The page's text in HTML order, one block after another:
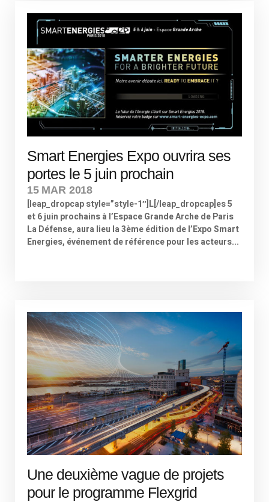
Smart Energies Expo ouvrira ses
portes le 5 juin prochain
15 MAR 2018
[leap_dropcap style=”style-1″]L[/leap_dropcap]es 5
et 6 juin prochains à l’Espace Grande Arche de Paris
La Défense, aura lieu la 3ème édition de l’Expo Smart
Energies, événement de référence pour les acteurs...
Une deuxième vague de projets
pour le programme Flexgrid